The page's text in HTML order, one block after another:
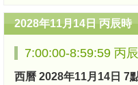
2028年11月14日 丙辰時
7:00:00-8:59:59 丙
西曆 2028年11月14日 7